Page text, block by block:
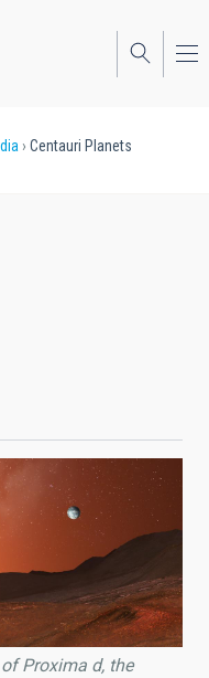
Centauri Planets
Proxima d, the